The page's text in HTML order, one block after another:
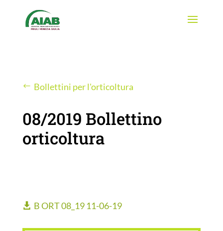
Bollettini per l'orticoltura
08/2019 Bollettino
orticoltura
B ORT 08_19 11-06-19